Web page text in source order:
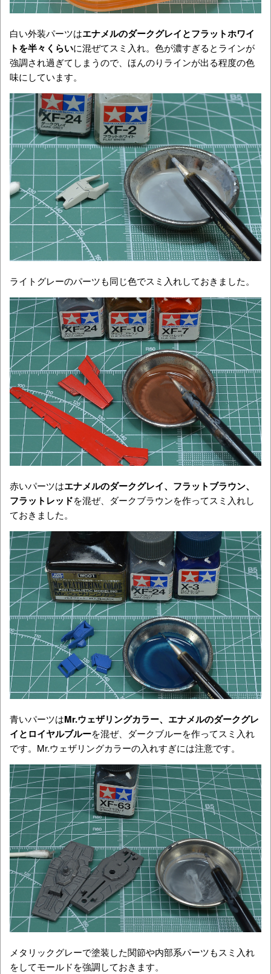
白い外装パーツはエナメルのダークグレイとフラットホワイ
トを半々くらいに混ぜてスミ入れ。色が濃すぎるとラインが
強調され過ぎてしまうので、ほんのりラインが出る程度の色
味にしています。
ライトグレーのパーツも同じ色でスミ入れしておきました。
赤いパーツはエナメルのダークグレイ、フラットブラウン、
フラットレッドを混ぜ、ダークブラウンを作ってスミ入れし
ておきました。
青いパーツはMr.ウェザリングカラー、エナメルのダークグレ
イとロイヤルブルーを混ぜ、ダークブルーを作ってスミ入れ
です。Mr.ウェザリングカラーの入れすぎには注意です。
メタリックグレーで塗装した関節や内部系パーツもスミ入れ
をしてモールドを強調しておきます。